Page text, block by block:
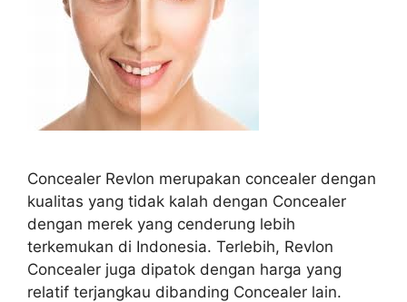
Concealer Revlon merupakan concealer dengan
kualitas yang tidak kalah dengan Concealer
dengan merek yang cenderung lebih
terkemukan di Indonesia. Terlebih, Revlon
Concealer juga dipatok dengan harga yang
relatif terjangkau dibanding Concealer lain.